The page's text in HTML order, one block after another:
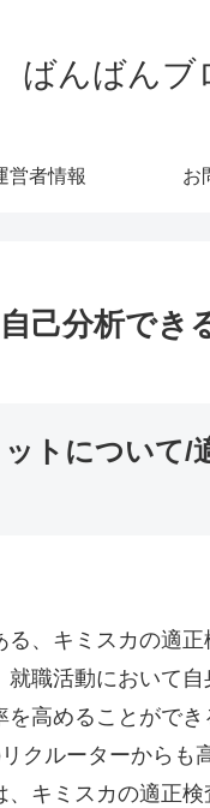
ばんばんブ
営者情報 お
己分析でき
トについて/
、キミスカの適正
職活動において自
高めることがで
クルーターからも
キミスカの適正検